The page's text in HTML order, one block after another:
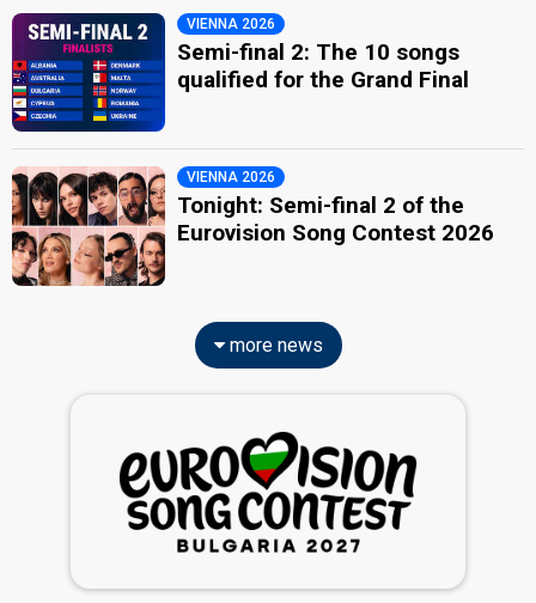
VIENNA 2026
Semi-final 2: The 10 songs
qualified for the Grand Final
VIENNA 2026
Tonight: Semi-final 2 of the
Eurovision Song Contest 2026
more news